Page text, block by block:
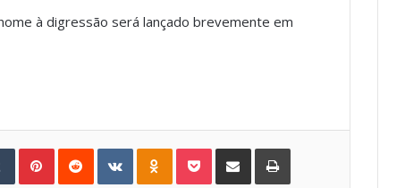
à digressão será lançado brevemente em
Tumblr Pinterest Reddit VKontakte Odnoklassniki Pocket Share via Email Print